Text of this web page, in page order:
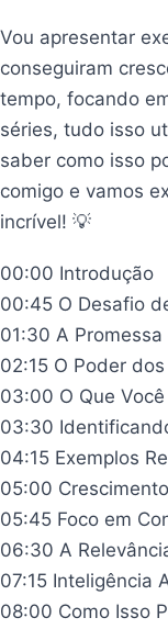
Vou apresentar
conseguiram
tempo, focando
séries, tudo isso
saber como isso
comigo e vamos
incrível! 💡
00:00 Introdução
00:45 O Desafio
01:30 A
02:15 O Poder
03:00 O Que
03:30
04:15 Exemplos
05:00
05:45 Foco em
06:30 A
07:15 Inteligência
08:00 Como Isso